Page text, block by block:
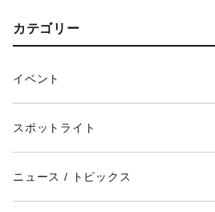
カテゴリー
イベント
スポットライト
ニュース / トピックス